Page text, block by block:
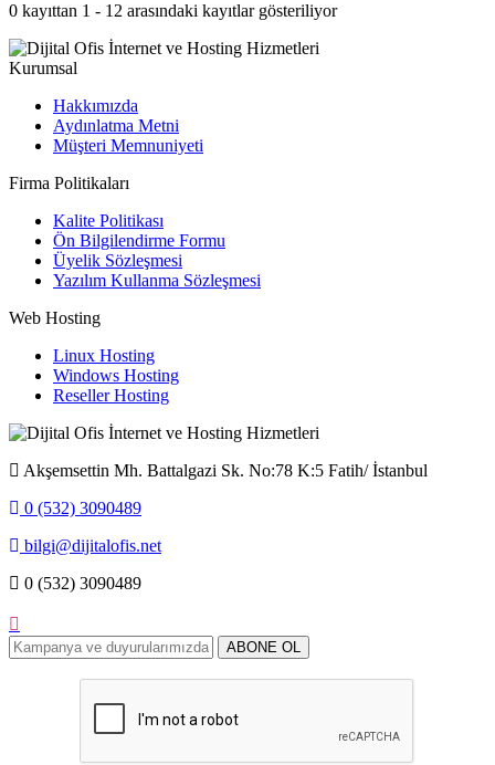
0 kayıttan 1 - 12 arasındaki kayıtlar gösteriliyor
Kurumsal
Hakkımızda
Aydınlatma Metni
Müşteri Memnuniyeti
Firma Politikaları
Kalite Politikası
Ön Bilgilendirme Formu
Üyelik Sözleşmesi
Yazılım Kullanma Sözleşmesi
Web Hosting
Linux Hosting
Windows Hosting
Reseller Hosting
Akşemsettin Mh. Battalgazi Sk. No:78 K:5 Fatih/ İstanbul
0 (532) 3090489
bilgi@dijitalofis.net
0 (532) 3090489